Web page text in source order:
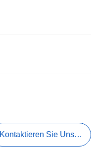
Kontaktieren Sie Uns Jetzt